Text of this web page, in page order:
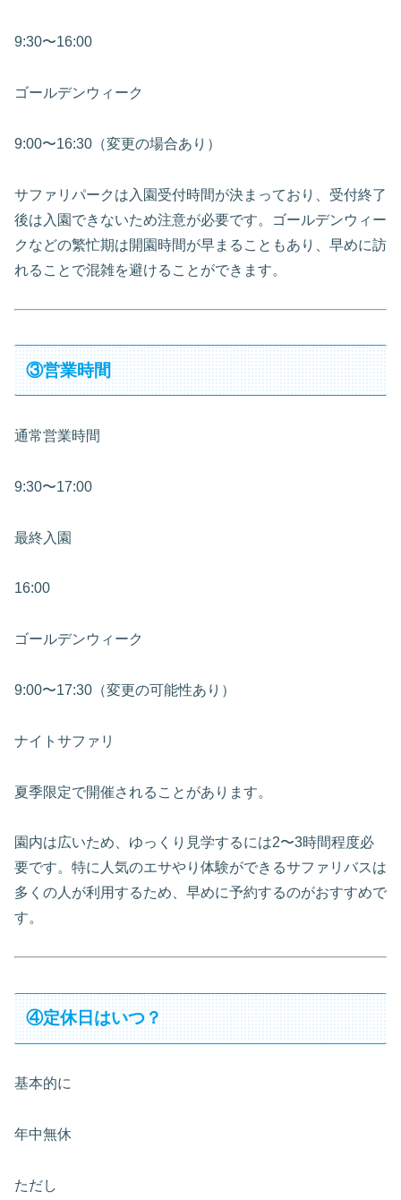
9:30〜16:00
ゴールデンウィーク
9:00〜16:30（変更の場合あり）
サファリパークは入園受付時間が決まっており、受付終了
後は入園できないため注意が必要です。ゴールデンウィー
クなどの繁忙期は開園時間が早まることもあり、早めに訪
れることで混雑を避けることができます。
③営業時間
通常営業時間
9:30〜17:00
最終入園
16:00
ゴールデンウィーク
9:00〜17:30（変更の可能性あり）
ナイトサファリ
夏季限定で開催されることがあります。
園内は広いため、ゆっくり見学するには2〜3時間程度必
要です。特に人気のエサやり体験ができるサファリバスは
多くの人が利用するため、早めに予約するのがおすすめで
す。
④定休日はいつ？
基本的に
年中無休
ただし